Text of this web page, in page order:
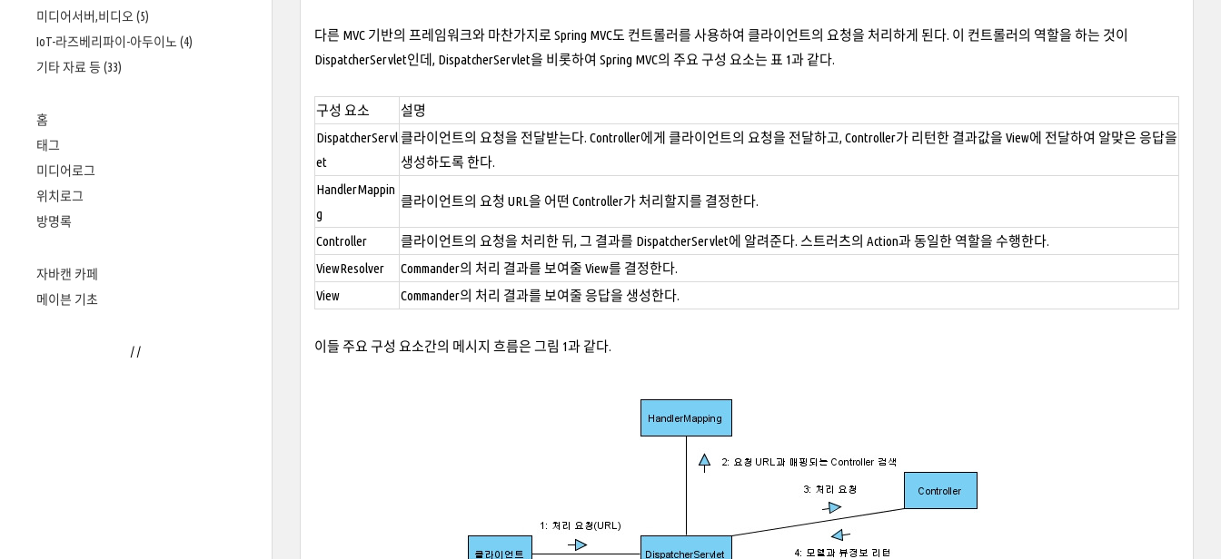
미디어서버,비디오 (5)
IoT-라즈베리파이-아두이노 (4)
기타 자료 등 (33)
홈
태그
미디어로그
위치로그
방명록
자바캔 카페
메이븐 기초
/ /
다른 MVC 기반의 프레임워크와 마찬가지로 Spring MVC도 컨트롤러를 사용하여 클라이언트의 요청을 처리하게 된다. 이 컨트롤러의 역할을 하는 것이
DispatcherServlet인데, DispatcherServlet을 비롯하여 Spring MVC의 주요 구성 요소는 표 1과 같다.
구성 요소
설명
DispatcherServl
et
클라이언트의 요청을 전달받는다. Controller에게 클라이언트의 요청을 전달하고, Controller가 리턴한 결과값을 View에 전달하여 알맞은 응답을
생성하도록 한다.
HandlerMappin
g
클라이언트의 요청 URL을 어떤 Controller가 처리할지를 결정한다.
Controller
클라이언트의 요청을 처리한 뒤, 그 결과를 DispatcherServlet에 알려준다. 스트러츠의 Action과 동일한 역할을 수행한다.
ViewResolver
Commander의 처리 결과를 보여줄 View를 결정한다.
View
Commander의 처리 결과를 보여줄 응답을 생성한다.
이들 주요 구성 요소간의 메시지 흐름은 그림 1과 같다.